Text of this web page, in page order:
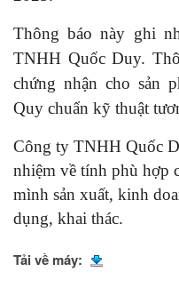
Thông báo này ghi
TNHH Quốc Duy.
chứng nhận cho sản
Quy chuẩn kỹ thuật
Công ty TNHH Quốc
nhiệm về tính phù hợp
mình sản xuất, kinh
dụng, khai thác.
Tải về máy: